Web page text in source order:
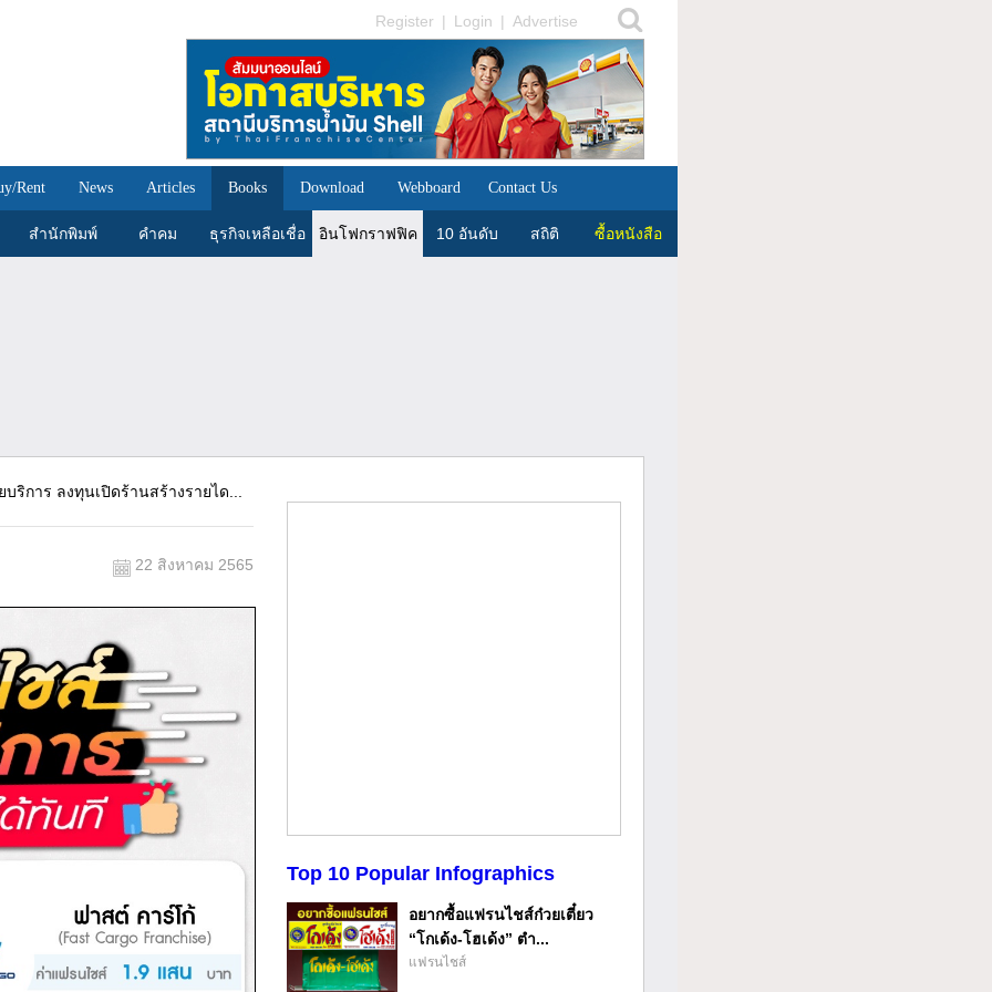
Register | Login | Advertise
Rent News Articles Books Download Webboard Contact Us
สำนักพิมพ์ คำคม ธุรกิจเหลือเชื่อ อินโฟกราฟฟิค 10 อันดับ สถิติ ซื้อหนังสือ
ริการ ลงทุนเปิดร้านสร้างรายได...
22 สิงหาคม 2565
Top 10 Popular Infographics
อยากซื้อแฟรนไชส์ก๋วยเตี๋ยว
“โกเด้ง-โฮเด้ง” ตำ...
แฟรนไชส์